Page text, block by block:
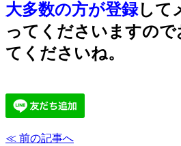
大多数の方が登録して
ってくださいますので
てくださいね。
≪ 前の記事へ